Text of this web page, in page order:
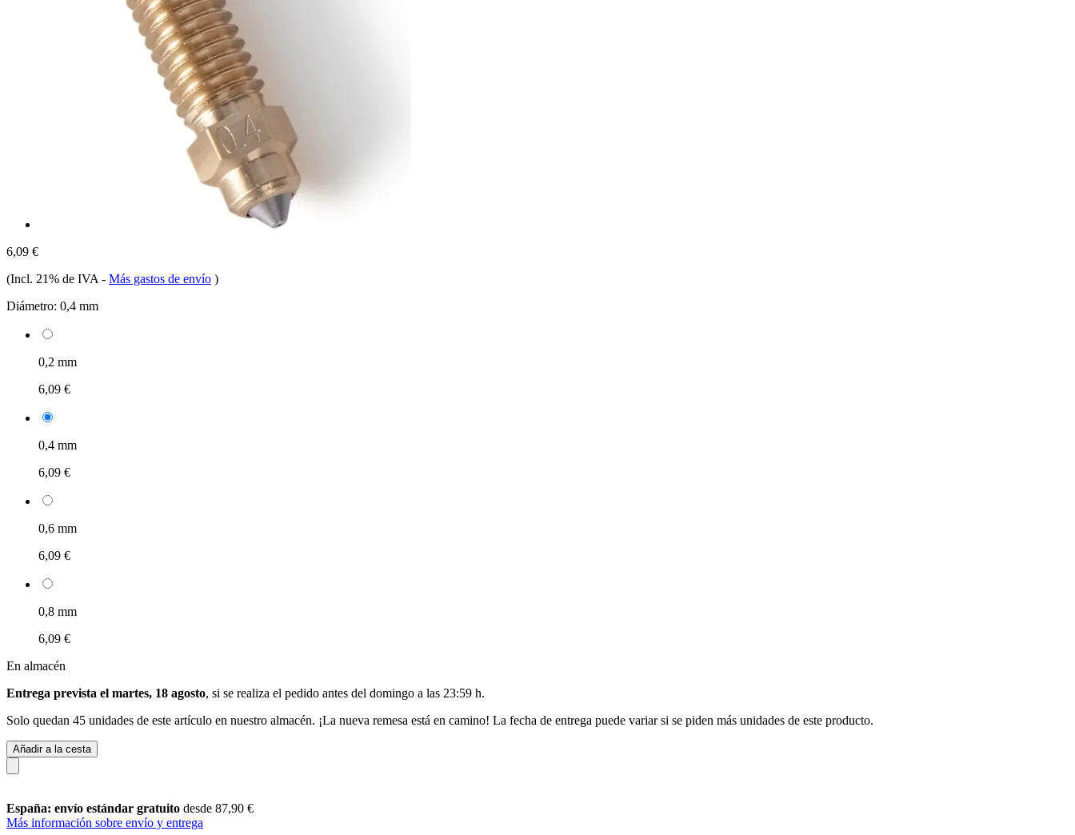
6,09 €
(Incl. 21% de IVA - Más gastos de envío )
Diámetro: 0,4 mm
0,2 mm
6,09 €
0,4 mm
6,09 €
0,6 mm
6,09 €
0,8 mm
6,09 €
En almacén
Entrega prevista el martes, 18 agosto, si se realiza el pedido antes del domingo a las 23:59 h.
Solo quedan 45 unidades de este artículo en nuestro almacén. ¡La nueva remesa está en camino! La fecha de entrega puede variar si se piden más unidades de este producto.
Añadir a la cesta
España: envío estándar gratuito desde 87,90 €
Más información sobre envío y entrega